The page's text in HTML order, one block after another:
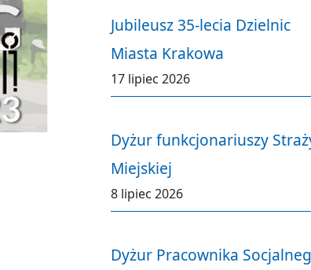
Jubileusz 35-lecia Dzielnic
Miasta Krakowa
17 lipiec 2026
Dyżur funkcjonariuszy
Miejskiej
8 lipiec 2026
Dyżur Pracownika